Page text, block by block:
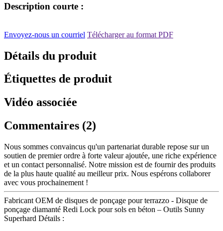
Description courte :
Envoyez-nous un courriel Télécharger au format PDF
Détails du produit
Étiquettes de produit
Vidéo associée
Commentaires (2)
Nous sommes convaincus qu'un partenariat durable repose sur un
soutien de premier ordre à forte valeur ajoutée, une riche expérience
et un contact personnalisé. Notre mission est de fournir des produits
de la plus haute qualité au meilleur prix. Nous espérons collaborer
avec vous prochainement !
Fabricant OEM de disques de ponçage pour terrazzo - Disque de
ponçage diamanté Redi Lock pour sols en béton – Outils Sunny
Superhard Détails :